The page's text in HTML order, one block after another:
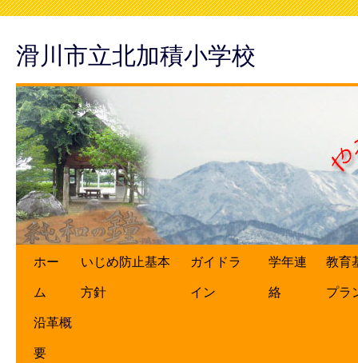
滑川市立北加積小学校
ホー
ム
いじめ防止基本
方針
ガイドラ
イン
学年連
絡
教育
プラ
沿革概
要